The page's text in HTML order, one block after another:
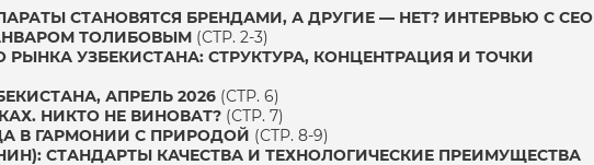
СТАНОВЯТСЯ БРЕНДАМИ, А ДРУГИЕ — НЕТ? ИНТЕРВЬЮ С СЕО
АНВАРОМ ТОЛИБОВЫМ (СТР. 2-3)
РЫНКА УЗБЕКИСТАНА: СТРУКТУРА, КОНЦЕНТРАЦИЯ И ТОЧКИ
АПРЕЛЬ 2026 (СТР. 6)
НИКТО НЕ ВИНОВАТ? (СТР. 7)
В ГАРМОНИИ С ПРИРОДОЙ (СТР. 8-9)
СТАНДАРТЫ КАЧЕСТВА И ТЕХНОЛОГИЧЕСКИЕ ПРЕИМУЩЕСТВА